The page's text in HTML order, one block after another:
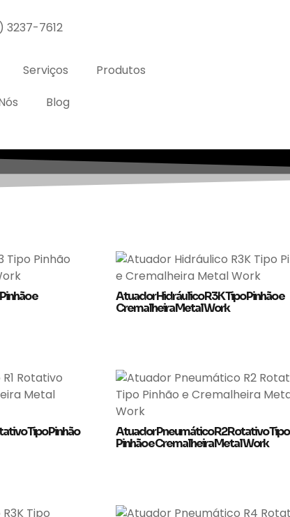
3237-7612
Serviços
Produtos
Blog
e
Atuador Hidráulico R3K Tipo Pinhão e
Cremalheira Metal Work
Tipo Pinhão
Atuador Pneumático R2 Rotativo Tipo
Pinhão e Cremalheira Metal Work